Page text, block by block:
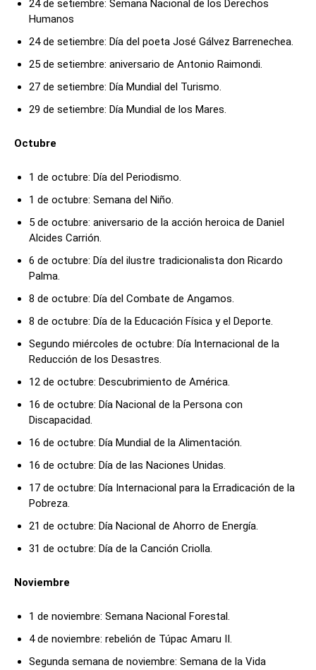
24 de setiembre: Semana Nacional de los Derechos
Humanos
24 de setiembre: Día del poeta José Gálvez Barrenechea.
25 de setiembre: aniversario de Antonio Raimondi.
27 de setiembre: Día Mundial del Turismo.
29 de setiembre: Día Mundial de los Mares.
Octubre
1 de octubre: Día del Periodismo.
1 de octubre: Semana del Niño.
5 de octubre: aniversario de la acción heroica de Daniel
Alcides Carrión.
6 de octubre: Día del ilustre tradicionalista don Ricardo
Palma.
8 de octubre: Día del Combate de Angamos.
8 de octubre: Día de la Educación Física y el Deporte.
Segundo miércoles de octubre: Día Internacional de la
Reducción de los Desastres.
12 de octubre: Descubrimiento de América.
16 de octubre: Día Nacional de la Persona con
Discapacidad.
16 de octubre: Día Mundial de la Alimentación.
16 de octubre: Día de las Naciones Unidas.
17 de octubre: Día Internacional para la Erradicación de la
Pobreza.
21 de octubre: Día Nacional de Ahorro de Energía.
31 de octubre: Día de la Canción Criolla.
Noviembre
1 de noviembre: Semana Nacional Forestal.
4 de noviembre: rebelión de Túpac Amaru II.
Segunda semana de noviembre: Semana de la Vida